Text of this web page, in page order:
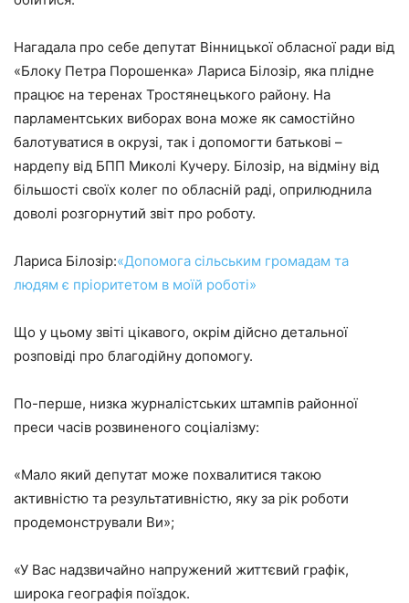
Нагадала про себе депутат Вінницької обласної ради від
«Блоку Петра Порошенка» Лариса Білозір, яка плідне
працює на теренах Тростянецького району. На
парламентських виборах вона може як самостійно
балотуватися в окрузі, так і допомогти батькові –
нардепу від БПП Миколі Кучеру. Білозір, на відміну від
більшості своїх колег по обласній раді, оприлюднила
доволі розгорнутий звіт про роботу.
Лариса Білозір:«Допомога сільським громадам та
людям є пріоритетом в моїй роботі»
Що у цьому звіті цікавого, окрім дійсно детальної
розповіді про благодійну допомогу.
По-перше, низка журналістських штампів районної
преси часів розвиненого соціалізму:
«Мало який депутат може похвалитися такою
активністю та результативністю, яку за рік роботи
продемонстрували Ви»;
«У Вас надзвичайно напружений життєвий графік,
широка географія поїздок.